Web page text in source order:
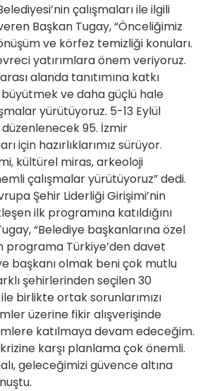
çalışmaları ile ilgili
Başkan Tugay, “Önceliğimiz
ve körfez temizliği konuları.
yatırımlara önem veriyoruz.
alanda tanıtımına katkı
ve daha güçlü hale
yürütüyoruz. 5-13 Eylül
95. İzmir
için hazırlıklarımız sürüyor.
kültürel miras, arkeoloji
çalışmalar yürütüyoruz” dedi.
Şehir Liderliği Girişimi’nin
ilk programına katıldığını
“Belediye başkanlarına özel
Türkiye’den davet
başkanı olmak beni çok mutlu
şehirlerinden seçilen 30
birlikte ortak sorunlarımızı
üzerine fikir alışverişinde
katılmaya devam edeceğim.
karşı planlama çok önemli.
geleceğimizi güvence altına